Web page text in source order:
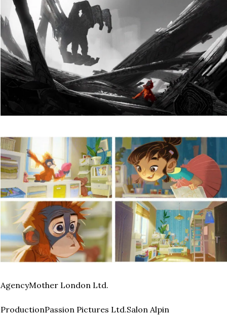
AgencyMother London Ltd.
ProductionPassion Pictures Ltd.Salon Alpin